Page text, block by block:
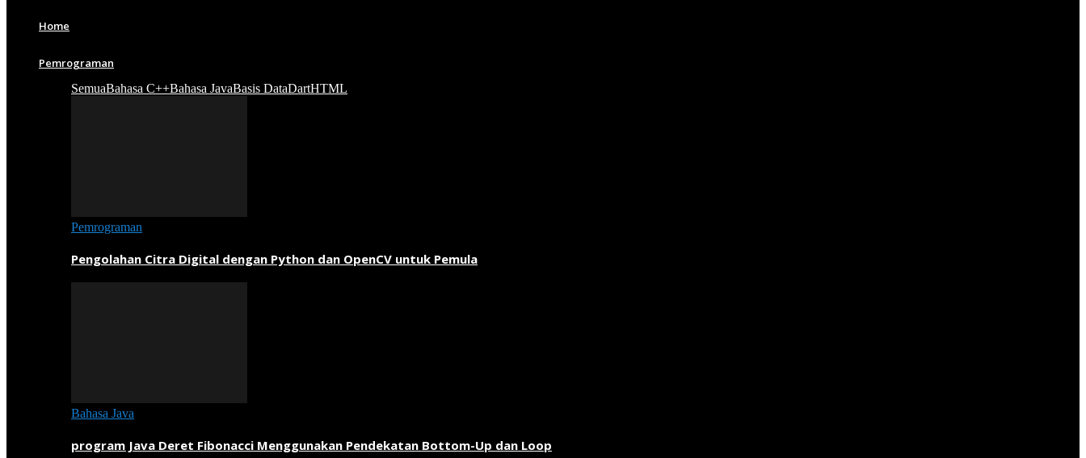
Home
Pemrograman
SemuaBahasa C++Bahasa JavaBasis DataDartHTML
Pemrograman
Pengolahan Citra Digital dengan Python dan OpenCV untuk Pemula
Bahasa Java
program Java Deret Fibonacci Menggunakan Pendekatan Bottom-Up dan Loop